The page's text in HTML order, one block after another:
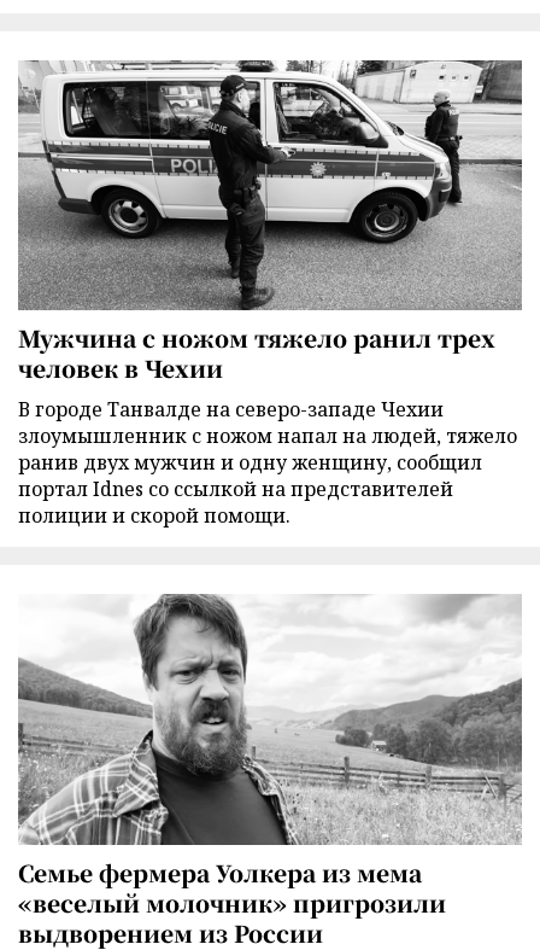
Мужчина с ножом тяжело ранил трех
человек в Чехии
В городе Танвалде на северо-западе Чехии
злоумышленник с ножом напал на людей, тяжело
ранив двух мужчин и одну женщину, сообщил
портал Idnes со ссылкой на представителей
полиции и скорой помощи.
Семье фермера Уолкера из мема
«веселый молочник» пригрозили
выдворением из России